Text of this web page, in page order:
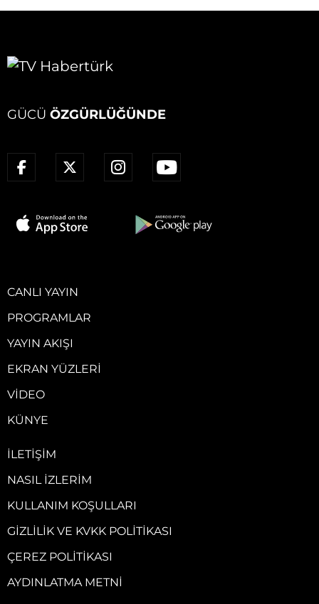
GÜCÜ ÖZGÜRLÜĞÜNDE
CANLI YAYIN
PROGRAMLAR
YAYIN AKIŞI
EKRAN YÜZLERI
VIDEO
KÜNYE
İLETIŞIM
NASIL İZLERIM
KULLANIM KOŞULLARI
GIZLILIK VE KVKK POLITIKASI
ÇEREZ POLITIKASI
AYDINLATMA METNI